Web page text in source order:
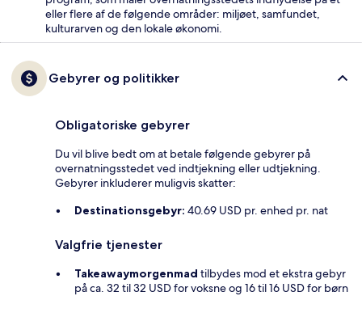
eller flere af de følgende områder: miljøet, samfundet,
kulturarven og den lokale økonomi.
Gebyrer og politikker
Obligatoriske gebyrer
Du vil blive bedt om at betale følgende gebyrer på
overnatningsstedet ved indtjekning eller udtjekning.
Gebyrer inkluderer muligvis skatter:
Destinationsgebyr: 40.69 USD pr. enhed pr. nat
Valgfrie tjenester
Takeawaymorgenmad tilbydes mod et ekstra gebyr
på ca. 32 til 32 USD for voksne og 16 til 16 USD for børn